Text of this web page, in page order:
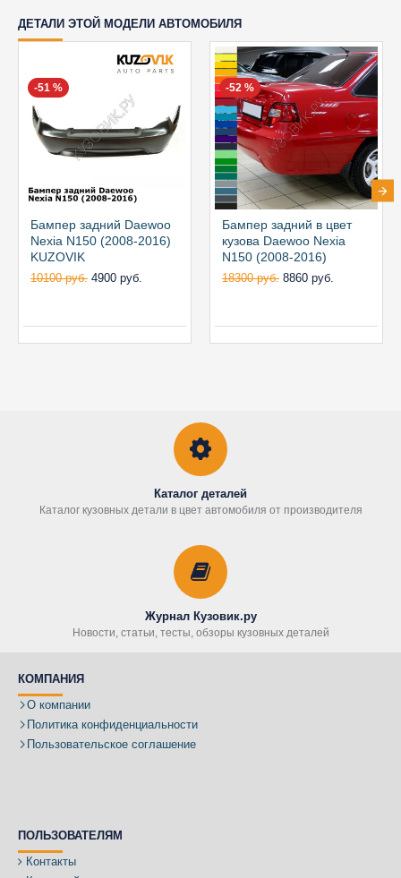
ДЕТАЛИ ЭТОЙ МОДЕЛИ АВТОМОБИЛЯ
-51 %
Бампер задний Daewoo
Nexia N150 (2008-2016)
KUZOVIK
10100 руб. 4900 руб.
-52 %
Бампер задний в цвет
кузова Daewoo Nexia
N150 (2008-2016)
18300 руб. 8860 руб.
Каталог деталей
Каталог кузовных детали в цвет автомобиля от производителя
Журнал Кузовик.ру
Новости, статьи, тесты, обзоры кузовных деталей
КОМПАНИЯ
О компании
Политика конфиденциальности
Пользовательское соглашение
ПОЛЬЗОВАТЕЛЯМ
Контакты